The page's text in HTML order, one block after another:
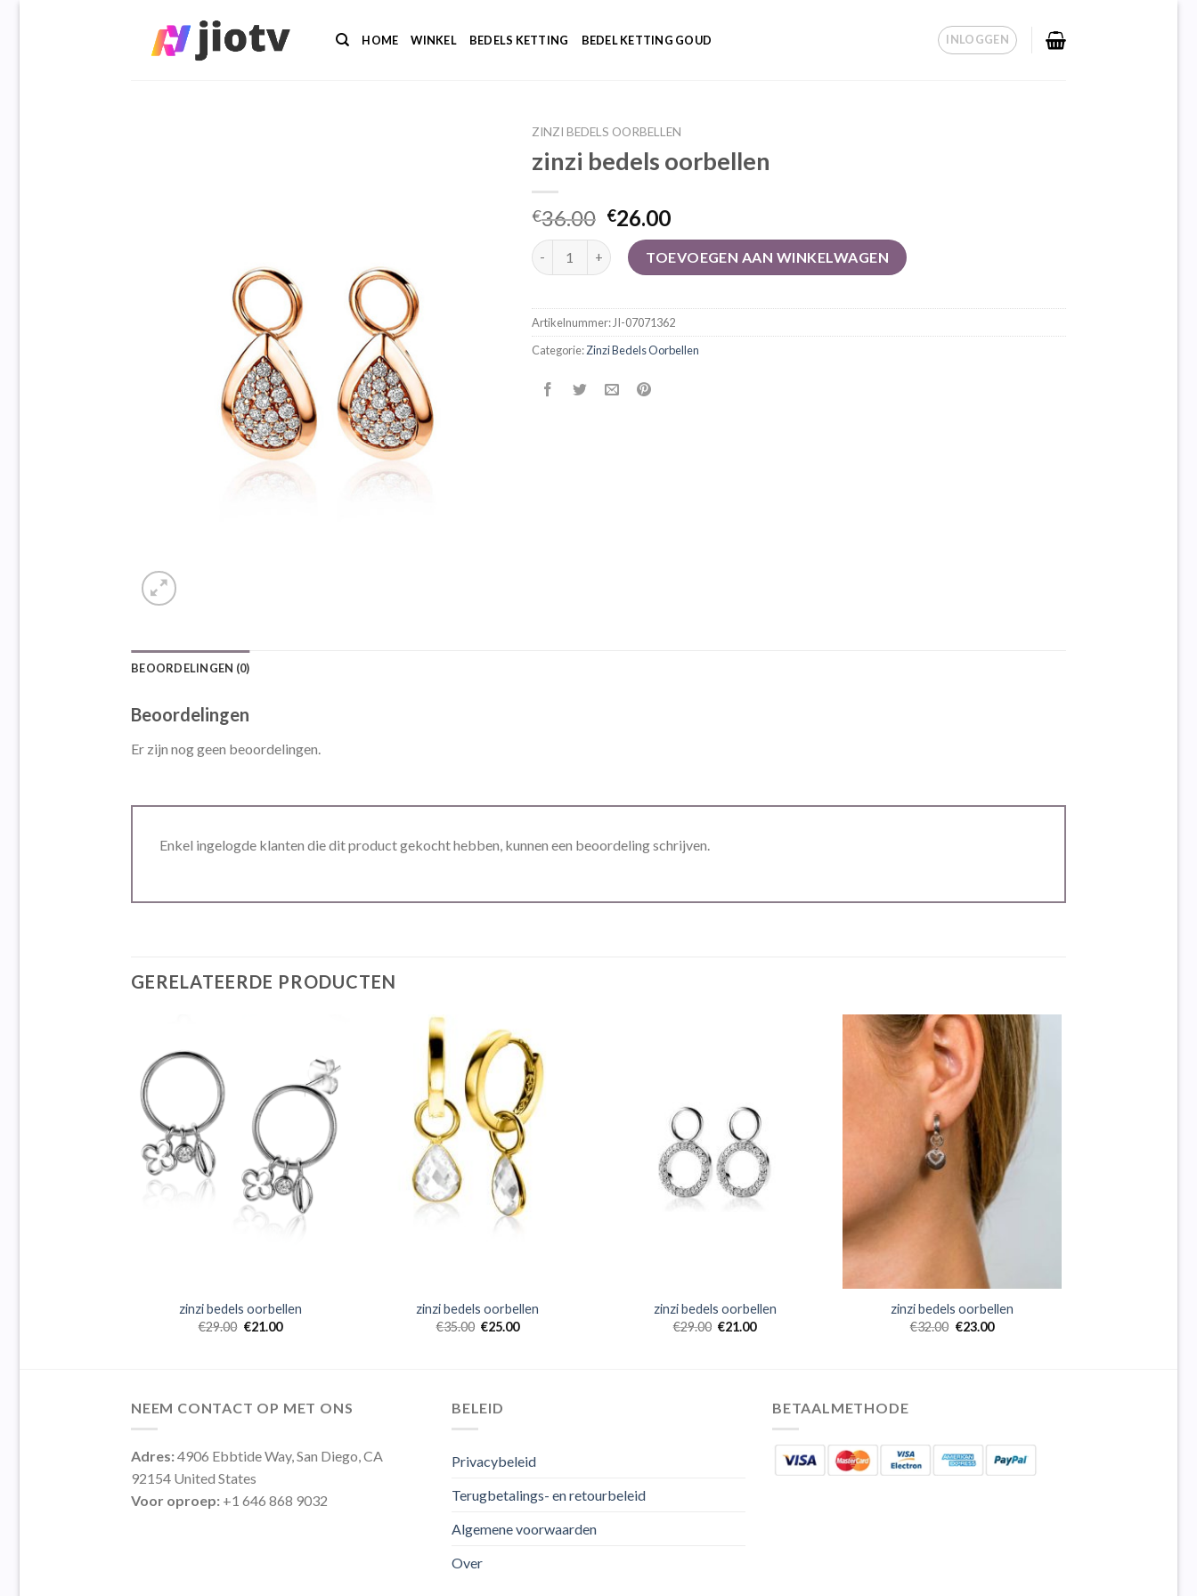
HOME WINKEL BEDELS KETTING BEDEL KETTING GOUD INLOGGEN
ZINZI BEDELS OORBELLEN
zinzi bedels oorbellen
€36.00 €26.00
zinzi bedels oorbellen aantalTOEVOEGEN AAN WINKELWAGEN
Artikelnummer: JI-07071362
Categorie:Zinzi Bedels Oorbellen
BEOORDELINGEN (0)
Beoordelingen
Er zijn nog geen beoordelingen.
Enkel ingelogde klanten die dit product gekocht hebben, kunnen een beoordeling schrijven.
GERELATEERDE PRODUCTEN
zinzi bedels oorbellen
€29.00 €21.00
zinzi bedels oorbellen
€35.00 €25.00
zinzi bedels oorbellen
€29.00 €21.00
zinzi bedels oorbellen
€32.00 €23.00
NEEM CONTACT OP MET ONS
Adres:4906 Ebbtide Way, San Diego, CA
92154 United States
Voor oproep: +1 646 868 9032
BELEID
Privacybeleid
Terugbetalings- en retourbeleid
Algemene voorwaarden
Over
BETAALMETHODE